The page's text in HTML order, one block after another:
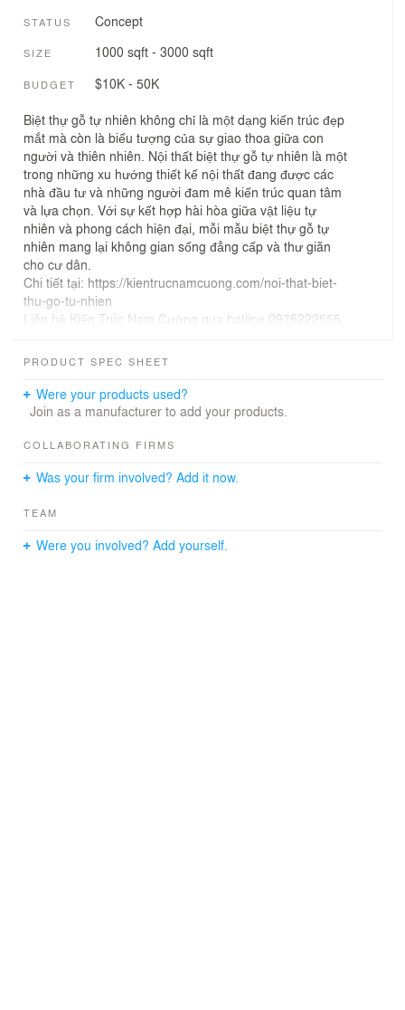
STATUS Concept
SIZE 1000 sqft - 3000 sqft
BUDGET $10K - 50K
Biệt thự gỗ tự nhiên không chỉ là một dạng kiến trúc đẹp
mắt mà còn là biểu tượng của sự giao thoa giữa con
người và thiên nhiên. Nội thất biệt thự gỗ tự nhiên là một
trong những xu hướng thiết kế nội thất đang được các
nhà đầu tư và những người đam mê kiến trúc quan tâm
và lựa chọn. Với sự kết hợp hài hòa giữa vật liệu tự
nhiên và phong cách hiện đại, mỗi mẫu biệt thự gỗ tự
nhiên mang lại không gian sống đẳng cấp và thư giãn
cho cư dân.
Chi tiết tại: https://kientrucnamcuong.com/noi-that-biet-
thu-go-tu-nhien
Liên hệ Kiến Trúc Nam Cường qua hotline 0976222555
#kientrucnamcuongvn #kientrucnamcuong #kientruc
PRODUCT SPEC SHEET
Were your products used?
Join as a manufacturer to add your products.
COLLABORATING FIRMS
Was your firm involved? Add it now.
TEAM
Were you involved? Add yourself.